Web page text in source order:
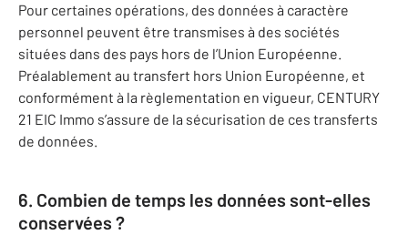
Pour certaines opérations, des données à caractère
personnel peuvent être transmises à des sociétés
situées dans des pays hors de l’Union Européenne.
Préalablement au transfert hors Union Européenne, et
conformément à la règlementation en vigueur, CENTURY
21 EIC Immo s’assure de la sécurisation de ces transferts
de données.
6. Combien de temps les données sont-elles
conservées ?